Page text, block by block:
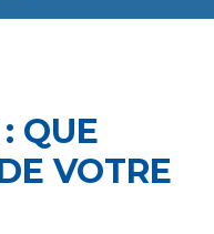
QUE
VOTRE